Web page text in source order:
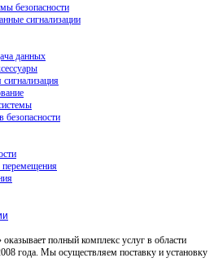
безопасности
сигнализации
данных
безопасности
полный комплекс услуг в области
года. Мы осуществляем поставку и установку